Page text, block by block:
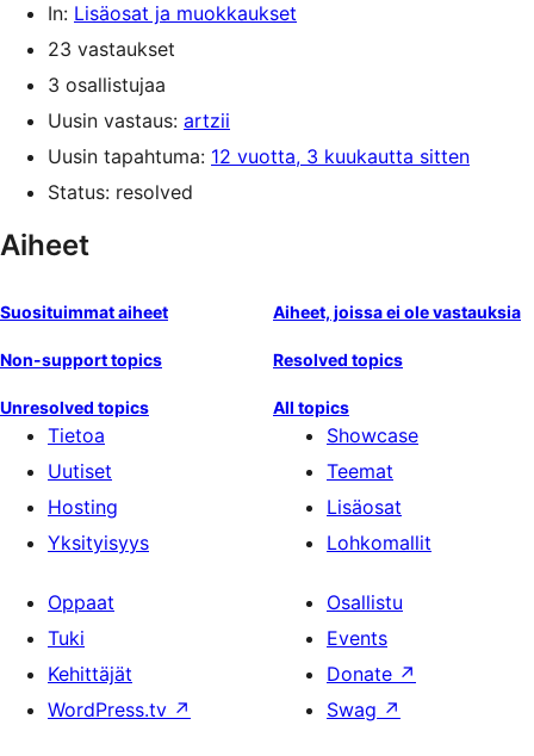
In: Lisäosat ja muokkaukset
23 vastaukset
3 osallistujaa
Uusin vastaus: artzii
Uusin tapahtuma: 12 vuotta, 3 kuukautta sitten
Status: resolved
Aiheet
Suosituimmat aiheet Aiheet, joissa ei ole vastauksia
Non-support topics Resolved topics
Unresolved topics All topics
Tietoa
Uutiset
Hosting
Yksityisyys
Showcase
Teemat
Lisäosat
Lohkomallit
Oppaat
Tuki
Kehittäjät
WordPress.tv ↗
Osallistu
Events
Donate ↗
Swag ↗